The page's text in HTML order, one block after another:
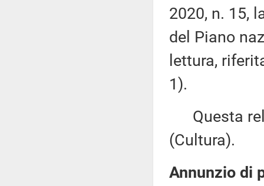
2020, n. 15,
del Piano
lettura,
1).
Questa
(Cultura).
Annunzio di